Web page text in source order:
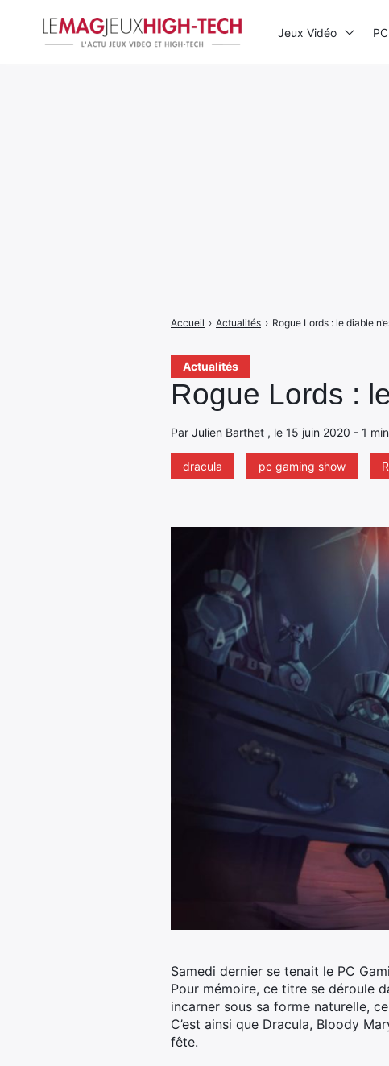
Actualités
Rogue Lords :
Par Julien Barthet , le 15 juin 2020 - 1
dracula pc gaming show
Accueil › Actualités › Rogue Lords : le diable
Samedi dernier se tenait le PC
Pour mémoire, ce titre se déroule
incarner sous sa forme naturelle,
C’est ainsi que Dracula, Bloody
fête.
Jeux Vidéo